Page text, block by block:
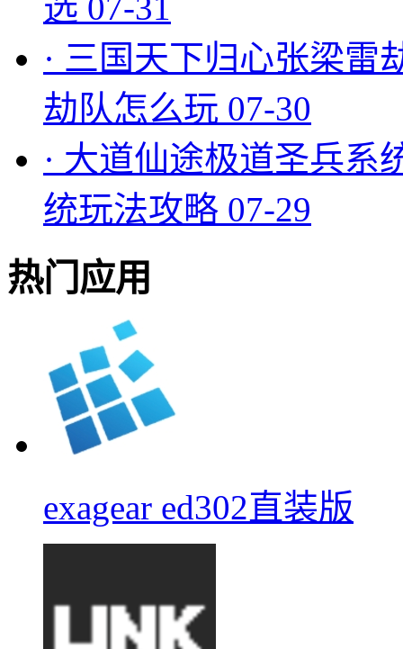
· 三国天下归心张梁雷
劫队怎么玩 07-30
· 大道仙途极道圣兵系
统玩法攻略 07-29
热门应用
exagear ed302直装版